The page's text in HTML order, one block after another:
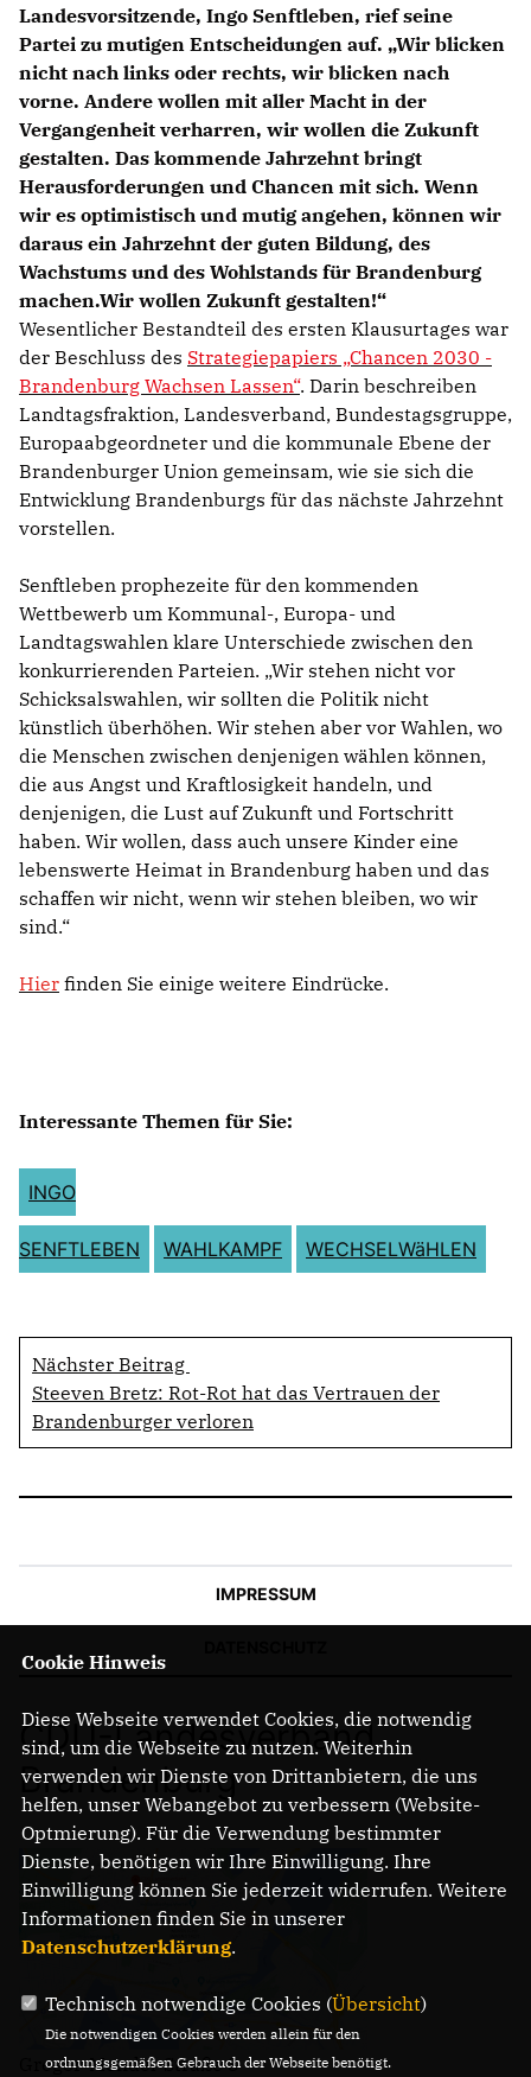
Landesvorsitzende, Ingo Senftleben, rief seine
Partei zu mutigen Entscheidungen auf. „Wir blicken
nicht nach links oder rechts, wir blicken nach
vorne. Andere wollen mit aller Macht in der
Vergangenheit verharren, wir wollen die Zukunft
gestalten. Das kommende Jahrzehnt bringt
Herausforderungen und Chancen mit sich. Wenn
wir es optimistisch und mutig angehen, können wir
daraus ein Jahrzehnt der guten Bildung, des
Wachstums und des Wohlstands für Brandenburg
machen.Wir wollen Zukunft gestalten!“
Wesentlicher Bestandteil des ersten Klausurtages war
der Beschluss des Strategiepapiers „Chancen 2030 -
Brandenburg Wachsen Lassen“. Darin beschreiben
Landtagsfraktion, Landesverband, Bundestagsgruppe,
Europaabgeordneter und die kommunale Ebene der
Brandenburger Union gemeinsam, wie sie sich die
Entwicklung Brandenburgs für das nächste Jahrzehnt
vorstellen.
Senftleben prophezeite für den kommenden
Wettbewerb um Kommunal-, Europa- und
Landtagswahlen klare Unterschiede zwischen den
konkurrierenden Parteien. „Wir stehen nicht vor
Schicksalswahlen, wir sollten die Politik nicht
künstlich überhöhen. Wir stehen aber vor Wahlen, wo
die Menschen zwischen denjenigen wählen können,
die aus Angst und Kraftlosigkeit handeln, und
denjenigen, die Lust auf Zukunft und Fortschritt
haben. Wir wollen, dass auch unsere Kinder eine
lebenswerte Heimat in Brandenburg haben und das
schaffen wir nicht, wenn wir stehen bleiben, wo wir
sind.“
Hier finden Sie einige weitere Eindrücke.
Interessante Themen für Sie:
INGO
SENFTLEBEN WAHLKAMPF WECHSELWäHLEN
Nächster Beitrag
Steeven Bretz: Rot-Rot hat das Vertrauen der
Brandenburger verloren
IMPRESSUM
CDU-Landesverband
Brandenburg
Gregor-Mendel-Straße 3
Cookie Hinweis
Diese Webseite verwendet Cookies, die notwendig
sind, um die Webseite zu nutzen. Weiterhin
verwenden wir Dienste von Drittanbietern, die uns
helfen, unser Webangebot zu verbessern (Website-
Optmierung). Für die Verwendung bestimmter
Dienste, benötigen wir Ihre Einwilligung. Ihre
Einwilligung können Sie jederzeit widerrufen. Weitere
Informationen finden Sie in unserer
Datenschutzerklärung.
Technisch notwendige Cookies (Übersicht)
Die notwendigen Cookies werden allein für den
ordnungsgemäßen Gebrauch der Webseite benötigt.